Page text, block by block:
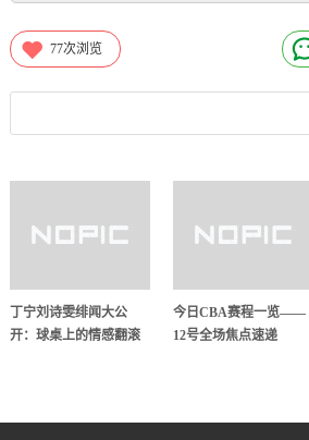
77次浏览
丁宁刘诗雯绯闻大公
开：球桌上的情感翻滚
今日CBA赛程一览——
12号全场焦点速递